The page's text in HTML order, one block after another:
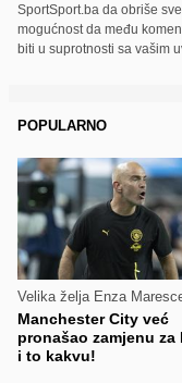
SportSport.ba da obriše
mogućnost da među
biti u suprotnosti sa vašim
POPULARNO
Velika želja Enza
Manchester City već
pronašao zamjenu za
i to kakvu!